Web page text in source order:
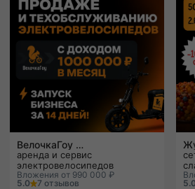
ВелочкаГоу
аренда и сервис
электровелосипедов
Вложения от 990 000 ₽
5.0
7 отзывов
5.0